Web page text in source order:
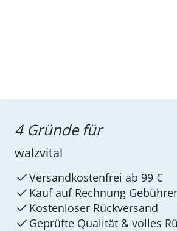
4 Gründe für
walzvital
Versandkostenfrei ab 99 €
Kauf auf Rechnung
Kostenloser Rückversand
Geprüfte Qualität & volles